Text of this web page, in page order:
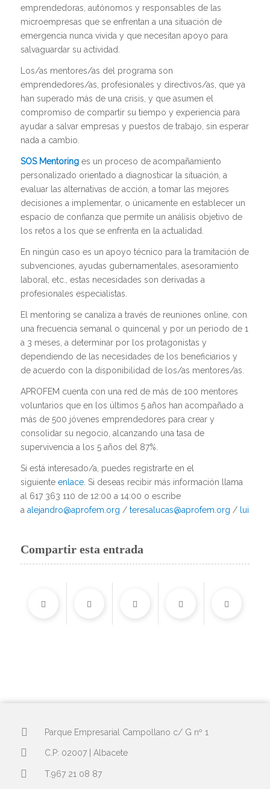
emprendedoras, autónomos y responsables de las
microempresas que se enfrentan a una situación de
emergencia nunca vivida y que necesitan apoyo para
salvaguardar su actividad.
Los/as mentores/as del programa son
emprendedores/as, profesionales y directivos/as, que ya
han superado más de una crisis, y que asumen el
compromiso de compartir su tiempo y experiencia para
ayudar a salvar empresas y puestos de trabajo, sin esperar
nada a cambio.
SOS Mentoringes un proceso de acompañamiento
personalizado orientado a diagnosticar la situación, a
evaluar las alternativas de acción, a tomar las mejores
decisiones a implementar, o únicamente en establecer un
espacio de confianza que permite un análisis objetivo de
los retos a los que se enfrenta en la actualidad.
En ningún caso es un apoyo técnico para la tramitación de
subvenciones, ayudas gubernamentales, asesoramiento
laboral, etc., estas necesidades son derivadas a
profesionales especialistas.
El mentoring se canaliza a través de reuniones online, con
una frecuencia semanal o quincenal y por un periodo de 1
a 3 meses, a determinar por los protagonistas y
dependiendo de las necesidades de los beneficiarios y
de acuerdo con la disponibilidad de los/as mentores/as.
APROFEM cuenta con una red de más de 100 mentores
voluntarios que en los últimos 5 años han acompañado a
más de 500 jóvenes emprendedores para crear y
consolidar su negocio, alcanzando una tasa de
supervivencia a los 5 años del 87%.
Si está interesado/a, puedes registrarte en el
siguiente enlace. Si deseas recibir más información llama
al 617 363 110 de 12:00 a 14:00 o escribe
a alejandro@aprofem.org / teresalucas@aprofem.org /
Compartir esta entrada
Parque Empresarial Campollano c/ G nº 1
C.P: 02007 | Albacete
T.967 21 08 87